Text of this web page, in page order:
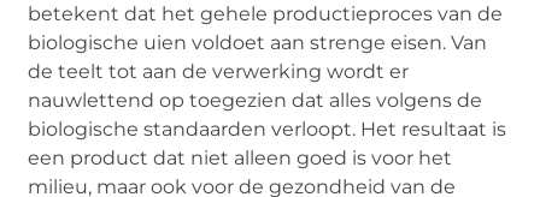
betekent dat het gehele productieproces van de
biologische uien voldoet aan strenge eisen. Van
de teelt tot aan de verwerking wordt er
nauwlettend op toegezien dat alles volgens de
biologische standaarden verloopt. Het resultaat is
een product dat niet alleen goed is voor het
milieu, maar ook voor de gezondheid van de